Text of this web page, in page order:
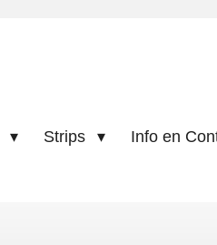
Strips Info en